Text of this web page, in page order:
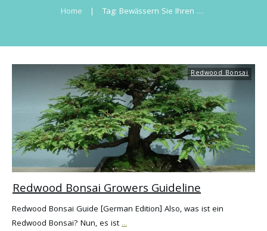
Home | Tag: Bewässern Sie Ihren Redwood Bonsai Baum
Redwood Bonsai
Redwood Bonsai Growers Guideline
Redwood Bonsai Guide [German Edition] Also, was ist ein
Redwood Bonsai? Nun, es ist...